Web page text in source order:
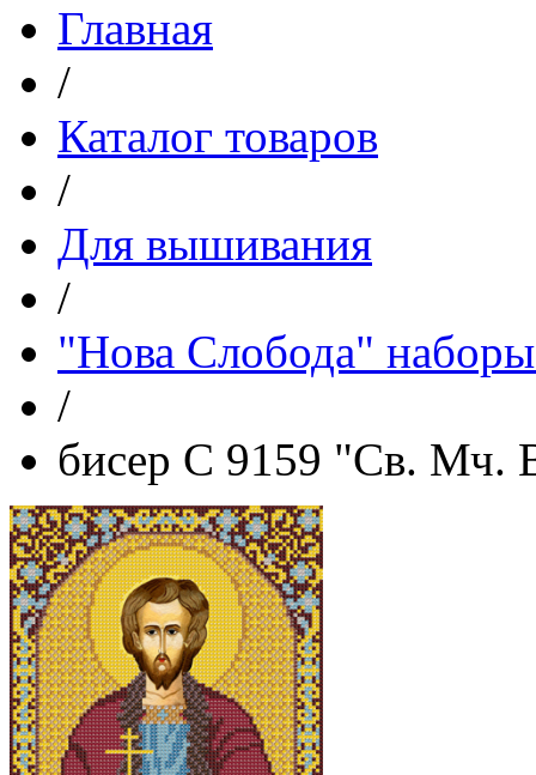
Главная
/
Каталог товаров
/
Для вышивания
/
"Нова Слобода"
/
бисер С 9159 "Св. Мч.